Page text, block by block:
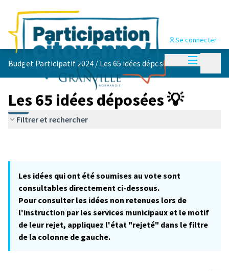
Menu
Se connecter
Budget Participatif 2024 / Les 65 idées déposées 💡
Les 65 idées déposées 💡
Filtrer et rechercher
Les idées qui ont été soumises au vote sont
consultables directement ci-dessous.
Pour consulter les idées non retenues lors de
l'instruction par les services municipaux et le motif
de leur rejet, appliquez l'état "rejeté" dans le filtre
de la colonne de gauche.